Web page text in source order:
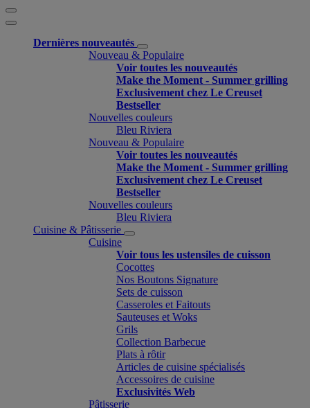
Dernières nouveautés
Nouveau & Populaire
Voir toutes les nouveautés
Make the Moment - Summer grilling
Exclusivement chez Le Creuset
Bestseller
Nouvelles couleurs
Bleu Riviera
Nouveau & Populaire
Voir toutes les nouveautés
Make the Moment - Summer grilling
Exclusivement chez Le Creuset
Bestseller
Nouvelles couleurs
Bleu Riviera
Cuisine & Pâtisserie
Cuisine
Voir tous les ustensiles de cuisson
Cocottes
Nos Boutons Signature
Sets de cuisson
Casseroles et Faitouts
Sauteuses et Woks
Grils
Collection Barbecue
Plats à rôtir
Articles de cuisine spécialisés
Accessoires de cuisine
Exclusivités Web
Pâtisserie